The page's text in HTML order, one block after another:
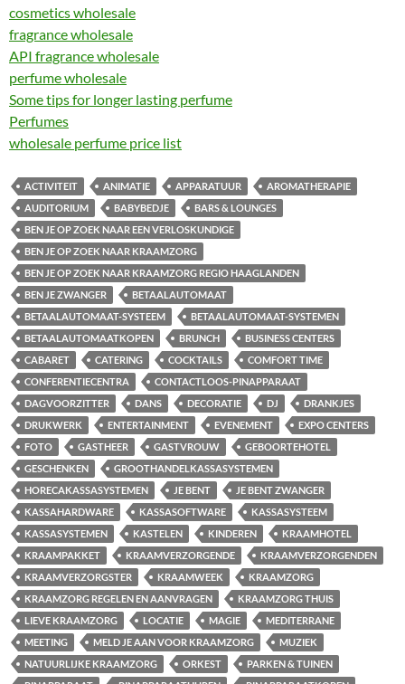
cosmetics wholesale
fragrance wholesale
API fragrance wholesale
perfume wholesale
Some tips for longer lasting perfume
Perfumes
wholesale perfume price list
ACTIVITEIT ANIMATIE APPARATUUR
AROMATHERAPIE
AUDITORIUM
BABYBEDJE
BARS & LOUNGES
BEN JE OP ZOEK NAAR EEN VERLOSKUNDIGE
BEN JE OP ZOEK NAAR KRAAMZORG
BEN JE OP ZOEK NAAR KRAAMZORG REGIO HAAGLANDEN
BEN JE ZWANGER
BETAALAUTOMAAT
BETAALAUTOMAAT-SYSTEEM
BETAALAUTOMAAT-SYSTEMEN
BETAALAUTOMAATKOPEN
BRUNCH
BUSINESS CENTERS
CABARET
CATERING COCKTAILS
COMFORT TIME
CONFERENTIECENTRA
CONTACTLOOS-PINAPPARAAT
DAGVOORZITTER
DANS DECORATIE DJ
DRANKJES
DRUKWERK
ENTERTAINMENT EVENEMENT
EXPO CENTERS
FOTO
GASTHEER GASTVROUW
GEBOORTEHOTEL
GESCHENKEN
GROOTHANDELKASSASYSTEMEN
HORECAKASSASYSTEMEN
JE BENT
JE BENT ZWANGER
KASSAHARDWARE
KASSASOFTWARE
KASSASYSTEEM
KASSASYSTEMEN
KASTELEN KINDEREN
KRAAMHOTEL
KRAAMPAKKET
KRAAMVERZORGENDE
KRAAMVERZORGENDEN
KRAAMVERZORGSTER
KRAAMWEEK
KRAAMZORG
KRAAMZORG REGELEN EN AANVRAGEN
KRAAMZORG THUIS
LIEVE KRAAMZORG
LOCATIE MAGIE
MEDITERRANE
MEETING
MELD JE AAN VOOR KRAAMZORG
MUZIEK
NATUURLIJKE KRAAMZORG
ORKEST
PARKEN & TUINEN